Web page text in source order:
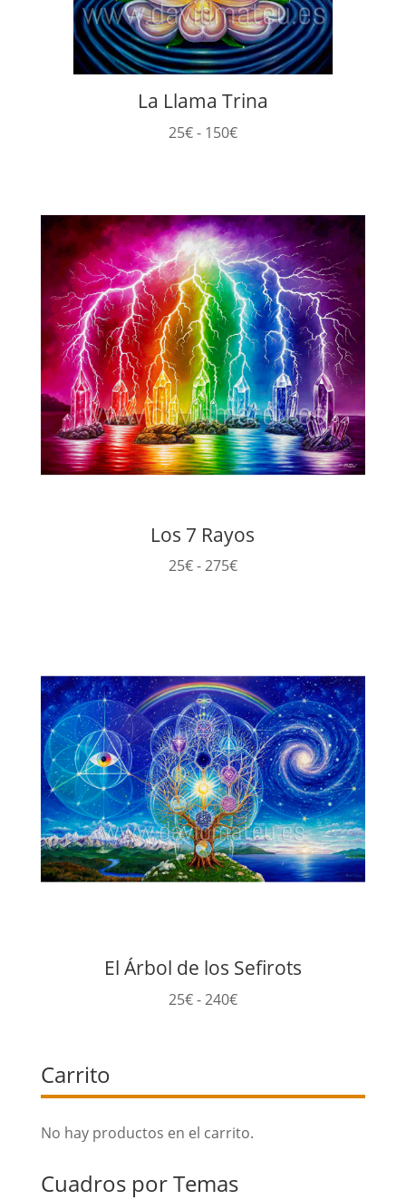
La Llama Trina
25€- 150€Rango
25€
hasta
150€
Los 7 Rayos
25€-275€Rango
hasta
275€
El Árbol de los Sefirots
25€-240€Rango
25€
Carrito
No hay productos en el carrito.
Cuadros por Temas